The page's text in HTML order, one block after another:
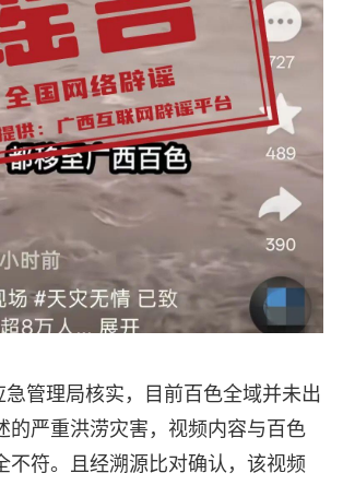
急管理局核实，目前百色全域并未出
的严重洪涝灾害，视频内容与百色
不符。且经溯源比对确认，该视频